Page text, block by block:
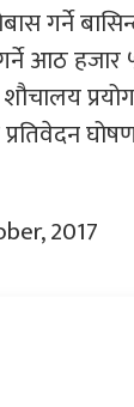
गर्ने
आठ हजार
2017